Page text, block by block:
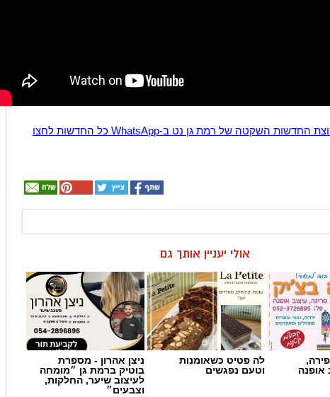
הצטרפו לקבוצת החדשות השקטה של רמת גן נט ב-WhatsApp כל החדשות לחצו
אולי יעניין אותך גם
אופנה
לה פטיט כשאומנות
וטעם נפגשים
ניצן אהרון - מספרת
בוטיק ברמת גן ״מומחה
לעיצוב שיער, החלקות,
וצבעים״